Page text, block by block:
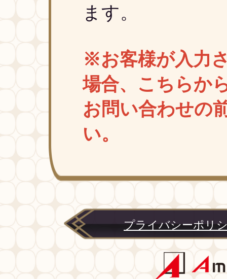
ます。
※お客様が入力
場合、こちらか
お問い合わせの
い。
プライバシーポリ